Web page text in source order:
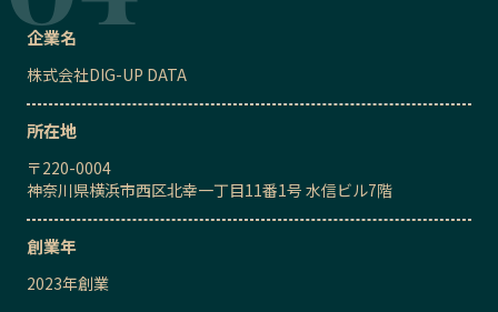
企業名
株式会社DIG-UP DATA
所在地
〒220-0004
神奈川県横浜市西区北幸一丁目11番1号 水信ビル7階
創業年
2023年創業